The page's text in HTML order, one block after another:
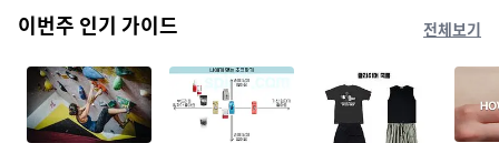
이번주 인기 가이드 전체보기